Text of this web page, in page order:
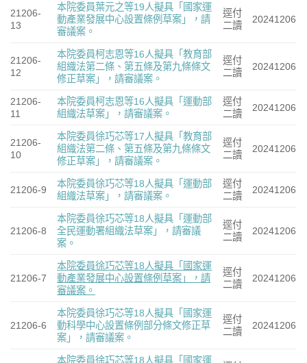
21206-
13
本院委員葉元之等19人擬具「國家運
動產業發展中心設置條例草案」，請
審議案。
逕付
二讀
20241206
21206-
12
本院委員柯志恩等16人擬具「教育部
組織法第二條、第五條及第九條條文
修正草案」，請審議案。
逕付
二讀
20241206
21206-
11
本院委員柯志恩等16人擬具「運動部
組織法草案」，請審議案。
逕付
二讀
20241206
21206-
10
本院委員徐巧芯等17人擬具「教育部
組織法第二條、第五條及第九條條文
修正草案」，請審議案。
逕付
二讀
20241206
21206-9
本院委員徐巧芯等18人擬具「運動部
組織法草案」，請審議案。
逕付
二讀
20241206
21206-8
本院委員徐巧芯等18人擬具「運動部
全民運動署組織法草案」，請審議
案。
逕付
二讀
20241206
21206-7
本院委員徐巧芯等18人擬具「國家運
動產業發展中心設置條例草案」，請
審議案。
逕付
二讀
20241206
21206-6
本院委員徐巧芯等18人擬具「國家運
動科學中心設置條例部分條文修正草
案」，請審議案。
逕付
二讀
20241206
本院委員徐巧芯等18人擬具「國家運